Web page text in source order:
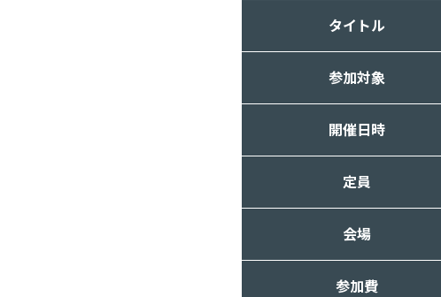
タイトル
参加対象
開催日時
定員
会場
参加費